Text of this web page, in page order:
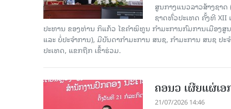
ສູນກາງແນວລາວສ້າງຊາ
ຊາດທົ່ວປະເທດ ຄັ້ງທີ XII
ປະທານ ຂອງທ່ານ ກິແກ້ວ ໄຂຄໍາພິທູນ ກໍາມະການກົມການເມືອງສູ
ແລະ ບໍ່ປະຈຳການ), ມີບັນດາກຳມະການ ສນຊ, ກໍາມະການ ສນຊ
ປະເທດ, ແຂກຖືກ ເຂົ້າຮ່ວມ.
ຄອນວ ເຜີຍແຜ່ເ
21/07/2026 14:46